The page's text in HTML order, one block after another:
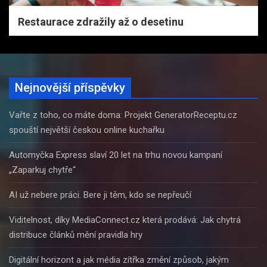
Restaurace zdražily až o desetinu
Nejnovější příspěvky
Vařte z toho, co máte doma: Projekt GeneratorReceptu.cz
spouští největší českou online kuchařku
Automyčka Express slaví 20 let na trhu novou kampaní
„Zaparkuj chytře“
AI už nebere práci. Bere ji těm, kdo se nepřeučí
Viditelnost, díky MediaConnect.cz která prodává: Jak chytrá
distribuce článků mění pravidla hry
Digitální horizont a jak média zítřka změní způsob, jakým